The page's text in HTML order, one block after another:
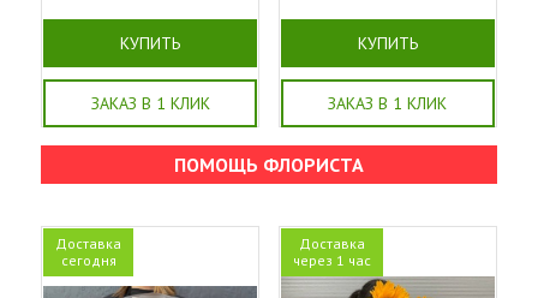
КУПИТЬ
ЗАКАЗ В 1 КЛИК
КУПИТЬ
ЗАКАЗ В 1 КЛИК
ПОМОЩЬ ФЛОРИСТА
Доставка
сегодня
Доставка
через 1 час